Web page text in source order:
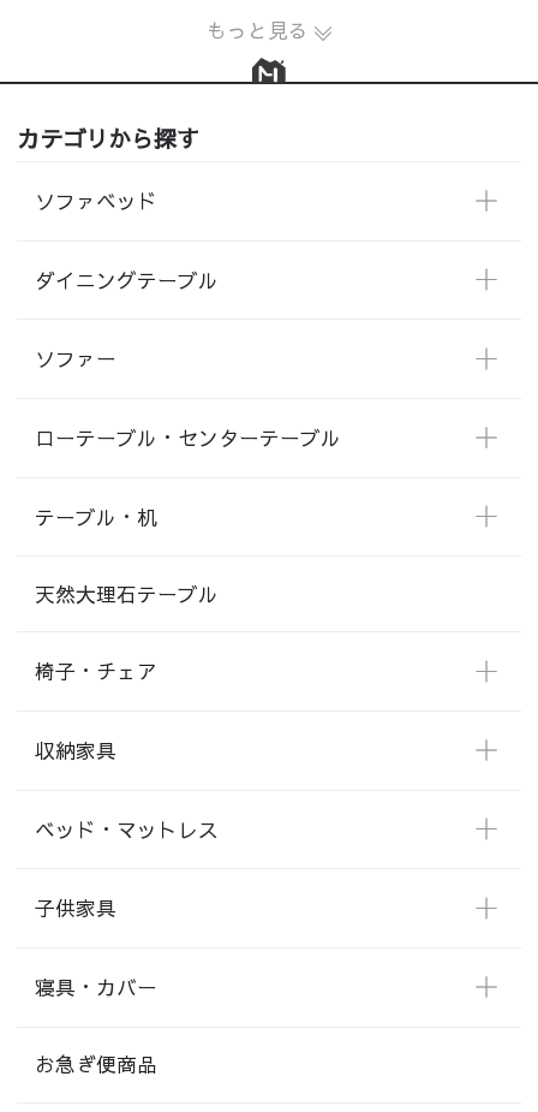
もっと見る
カテゴリから探す
ソファベッド
ダイニングテーブル
ソファー
ローテーブル・センターテーブル
テーブル・机
天然大理石テーブル
椅子・チェア
収納家具
ベッド・マットレス
子供家具
寝具・カバー
お急ぎ便商品